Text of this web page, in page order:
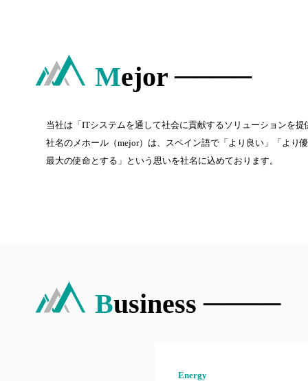
Mejor ────
当社は「ITシステムを通して社会に貢献するソリューションを
社名のメホール（mejor）は、スペイン語で「より良い」「よ
最大の使命とする」という思いを社名に込めております。
Business ────
Energy